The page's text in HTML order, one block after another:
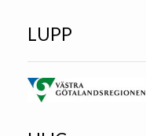
LUPP